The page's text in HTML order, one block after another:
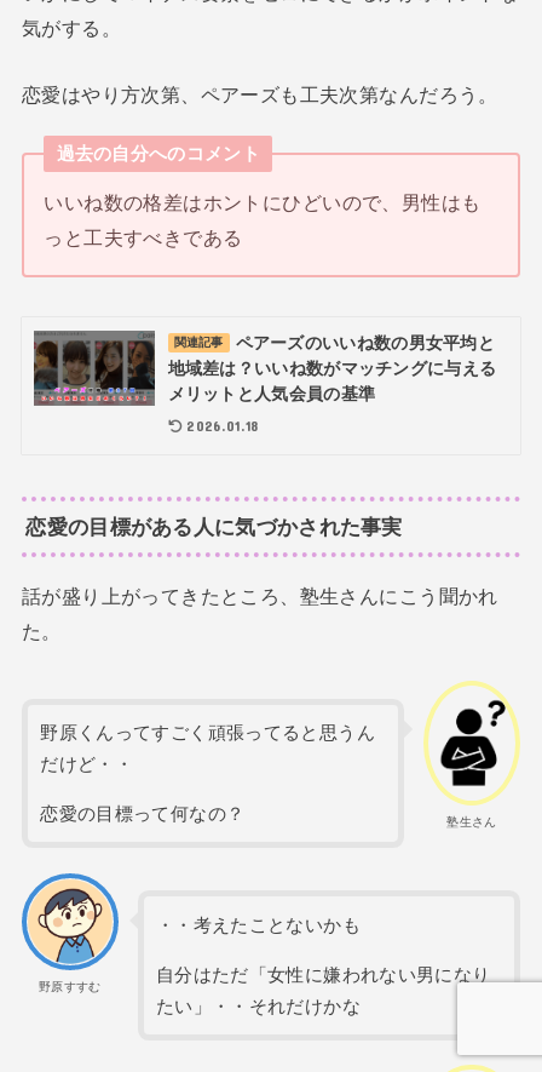
気がする。
恋愛はやり方次第、ペアーズも工夫次第なんだろう。
過去の自分へのコメント
いいね数の格差はホントにひどいので、男性はも
っと工夫すべきである
関連記事
ペアーズのいいね数の男女平均と
地域差は？いいね数がマッチングに与える
メリットと人気会員の基準
2026.01.18
恋愛の目標がある人に気づかされた事実
話が盛り上がってきたところ、塾生さんにこう聞かれ
た。
塾生さん
野原くんってすごく頑張ってると思うん
だけど・・
恋愛の目標って何なの？
野原すすむ
・・考えたことないかも
自分はただ「女性に嫌われない男になり
たい」・・それだけかな